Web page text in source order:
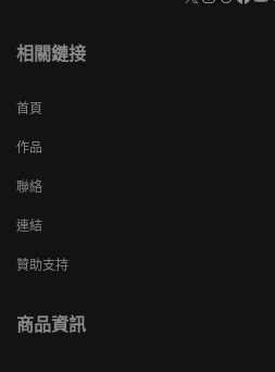
相關鏈接
首頁
作品
聯絡
連結
贊助支持
商品資訊